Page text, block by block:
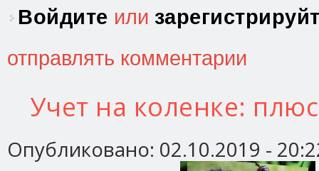
Войдите или
отправлять комментарии
Учет на коленке:
Опубликовано: 02.10.2019 -